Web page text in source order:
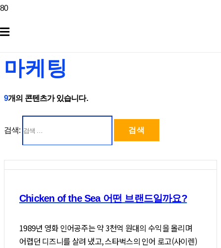
마케팅
9개의 콘텐츠가 있습니다.
검색:
Chicken of the Sea 어떤 브랜드일까요?
1989년 영화 인어공주는 약 3천억 원대의 수익을 올리며
어렵던 디즈니를 살려 냈고, 스타벅스의 인어 로고(사이렌)